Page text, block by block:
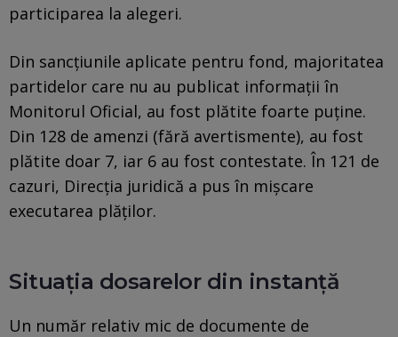
participarea la alegeri.
Din sancțiunile aplicate pentru fond, majoritatea
partidelor care nu au publicat informații în
Monitorul Oficial, au fost plătite foarte puține.
Din 128 de amenzi (fără avertismente), au fost
plătite doar 7, iar 6 au fost contestate. În 121 de
cazuri, Direcția juridică a pus în mișcare
executarea plăților.
Situația dosarelor din instanță
Un număr relativ mic de documente de